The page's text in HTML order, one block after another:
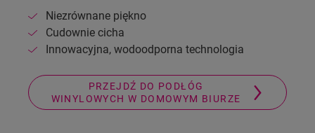
Niezrównane piękno
Cudownie cicha
Innowacyjna, wodoodporna technologia
PRZEJDŹ DO PODŁÓG
WINYLOWYCH W DOMOWYM BIURZE